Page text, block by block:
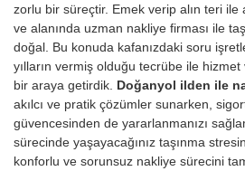
zorlu bir süreçtir. Emek verip alın teri ile
ve alanında uzman nakliye firması ile
doğal. Bu konuda kafanızdaki soru
yılların vermiş olduğu tecrübe ile
bir araya getirdik. Doğanyol ilden ile
akılcı ve pratik çözümler sunarken,
güvencesinden de yararlanmanızı
sürecinde yaşayacağınız taşınma
konforlu ve sorunsuz nakliye sürecini